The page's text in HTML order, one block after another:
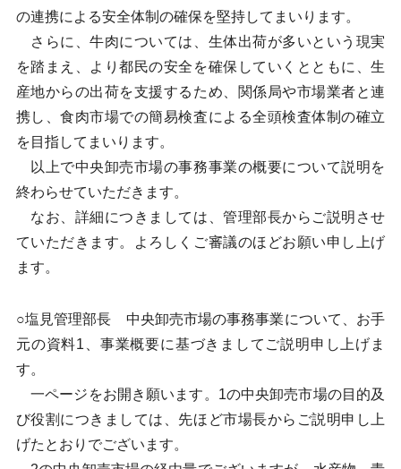
の連携による安全体制の確保を堅持してまいります。
さらに、牛肉については、生体出荷が多いという現実
を踏まえ、より都民の安全を確保していくとともに、生
産地からの出荷を支援するため、関係局や市場業者と連
携し、食肉市場での簡易検査による全頭検査体制の確立
を目指してまいります。
以上で中央卸売市場の事務事業の概要について説明を
終わらせていただきます。
なお、詳細につきましては、管理部長からご説明させ
ていただきます。よろしくご審議のほどお願い申し上げ
ます。
○塩見管理部長 中央卸売市場の事務事業について、お手
元の資料1、事業概要に基づきましてご説明申し上げま
す。
一ページをお開き願います。1の中央卸売市場の目的及
び役割につきましては、先ほど市場長からご説明申し上
げたとおりでございます。